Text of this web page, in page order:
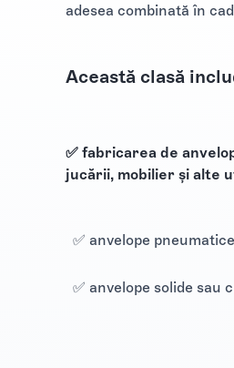
adesea combinată în
Această clasă
✅ fabricarea de
jucării, mobilier și alte
✅ anvelope pneumatice
✅ anvelope solide sau